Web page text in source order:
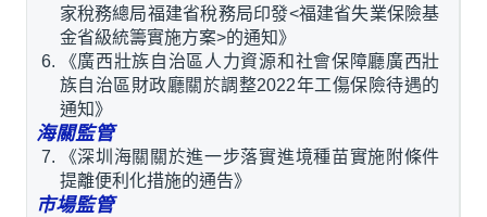
家稅務總局福建省稅務局印發<福建省失業保險基
金省級統籌實施方案>的通知》
《廣西壯族自治區人力資源和社會保障廳廣西壯
族自治區財政廳關於調整2022年工傷保險待遇的
通知》
海關監管
《深圳海關關於進一步落實進境種苗實施附條件
提離便利化措施的通告》
市場監管